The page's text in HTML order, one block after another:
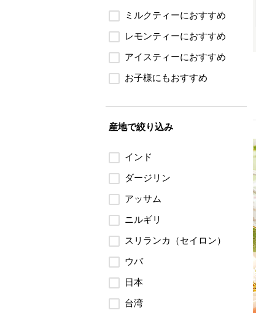
ミルクティーにおすすめ
レモンティーにおすすめ
アイスティーにおすすめ
お子様にもおすすめ
産地で絞り込み
インド
ダージリン
アッサム
ニルギリ
スリランカ（セイロン）
ウバ
日本
台湾